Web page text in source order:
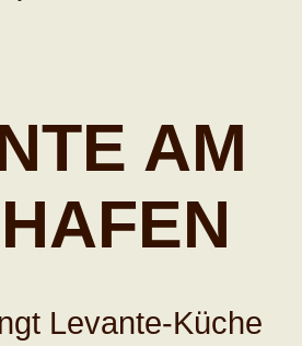
AM
Levante-Küche